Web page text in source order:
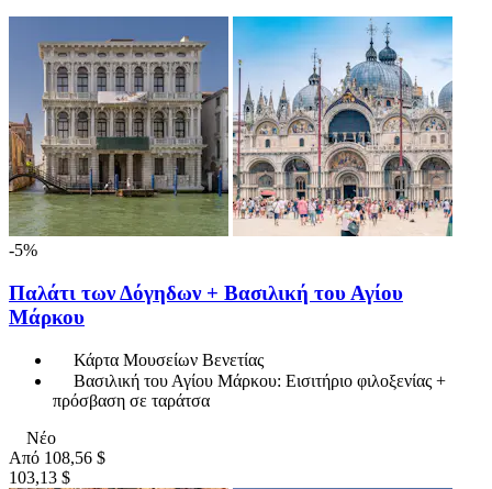
-5%
Παλάτι των Δόγηδων + Βασιλική του Αγίου
Μάρκου
Κάρτα Μουσείων Βενετίας
Βασιλική του Αγίου Μάρκου: Εισιτήριο φιλοξενίας +
πρόσβαση σε ταράτσα
Νέο
Από 108,56 $
103,13 $